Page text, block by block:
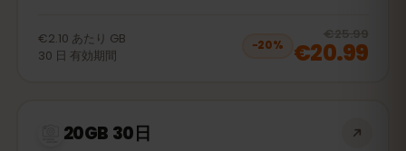
€2.10 あたり GB
30 日 有効期間
−20%
€25.99
€20.99
20GB 30日